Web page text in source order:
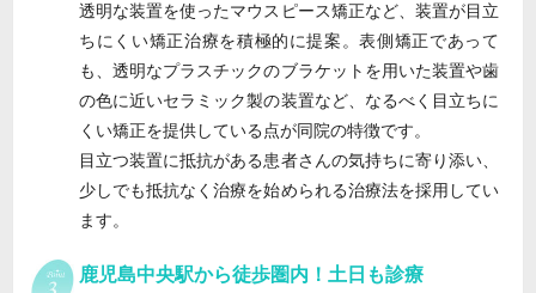
透明な装置を使ったマウスピース矯正など、装置が目立
ちにくい矯正治療を積極的に提案。表側矯正であって
も、透明なプラスチックのブラケットを用いた装置や歯
の色に近いセラミック製の装置など、なるべく目立ちに
くい矯正を提供している点が同院の特徴です。
目立つ装置に抵抗がある患者さんの気持ちに寄り添い、
少しでも抵抗なく治療を始められる治療法を採用してい
ます。
鹿児島中央駅から徒歩圏内！土日も診療